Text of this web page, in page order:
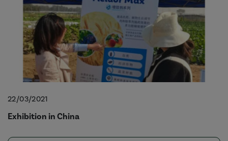
22/03/2021
Exhibition in China